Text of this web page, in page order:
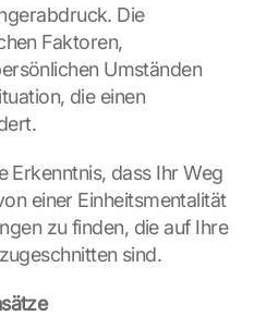
Die
Faktoren,
Umständen
die einen
Erkenntnis, dass Ihr Weg
einer Einheitsmentalität
zu finden, die auf Ihre
sind.